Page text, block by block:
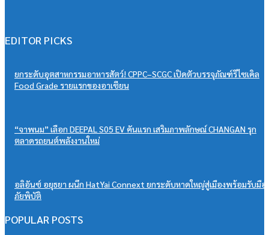
EDITOR PICKS
ยกระดับอุตสาหกรรมอาหารสัตว์! CPPC–SCGC เปิดตัวบรรจุภัณฑ์รีไซเคิล
Food Grade รายแรกของอาเซียน
“จาพนม” เลือก DEEPAL S05 EV คันแรก เสริมภาพลักษณ์ CHANGAN รุก
ตลาดรถยนต์พลังงานใหม่
อลิอันซ์ อยุธยา ผนึก HatYai Connext ยกระดับหาดใหญ่สู่เมืองพร้อมรับมือ
ภัยพิบัติ
POPULAR POSTS